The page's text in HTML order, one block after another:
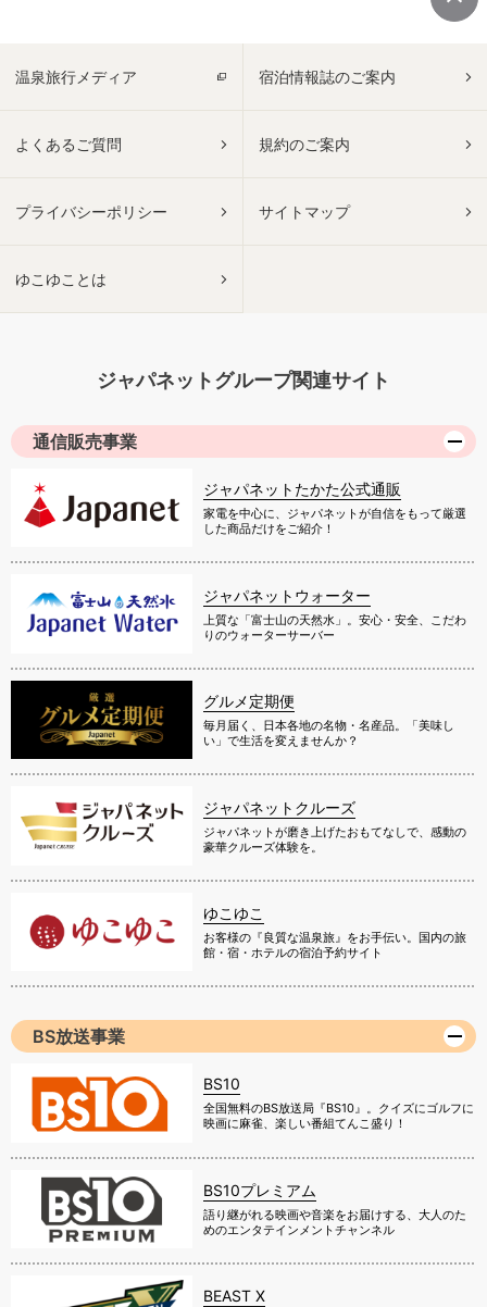
温泉旅行メディア 宿泊情報誌のご案内
よくあるご質問 規約のご案内
プライバシーポリシー サイトマップ
ゆこゆことは
ジャパネットグループ関連サイト
通信販売事業
ジャパネットたかた公式通販
家電を中心に、ジャパネットが自信をもって厳選
した商品だけをご紹介！
ジャパネットウォーター
上質な「富士山の天然水」。安心・安全、こだわ
りのウォーターサーバー
グルメ定期便
毎月届く、日本各地の名物・名産品。「美味し
い」で生活を変えませんか？
ジャパネットクルーズ
ジャパネットが磨き上げたおもてなしで、感動の
豪華クルーズ体験を。
ゆこゆこ
お客様の『良質な温泉旅』をお手伝い。国内の旅
館・宿・ホテルの宿泊予約サイト
BS放送事業
BS10
全国無料のBS放送局『BS10』。クイズにゴルフに
映画に麻雀、楽しい番組てんこ盛り！
BS10プレミアム
語り継がれる映画や音楽をお届けする、大人のた
めのエンタテインメントチャンネル
BEAST X